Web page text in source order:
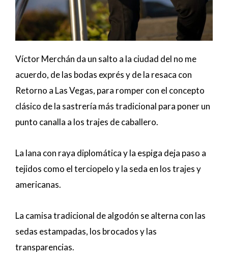
Víctor Merchán da un salto a la ciudad del no me
acuerdo, de las bodas exprés y de la resaca con
Retorno a Las Vegas, para romper con el concepto
clásico de la sastrería más tradicional para poner un
punto canalla a los trajes de caballero.
La lana con raya diplomática y la espiga deja paso a
tejidos como el terciopelo y la seda en los trajes y
americanas.
La camisa tradicional de algodón se alterna con las
sedas estampadas, los brocados y las
transparencias.